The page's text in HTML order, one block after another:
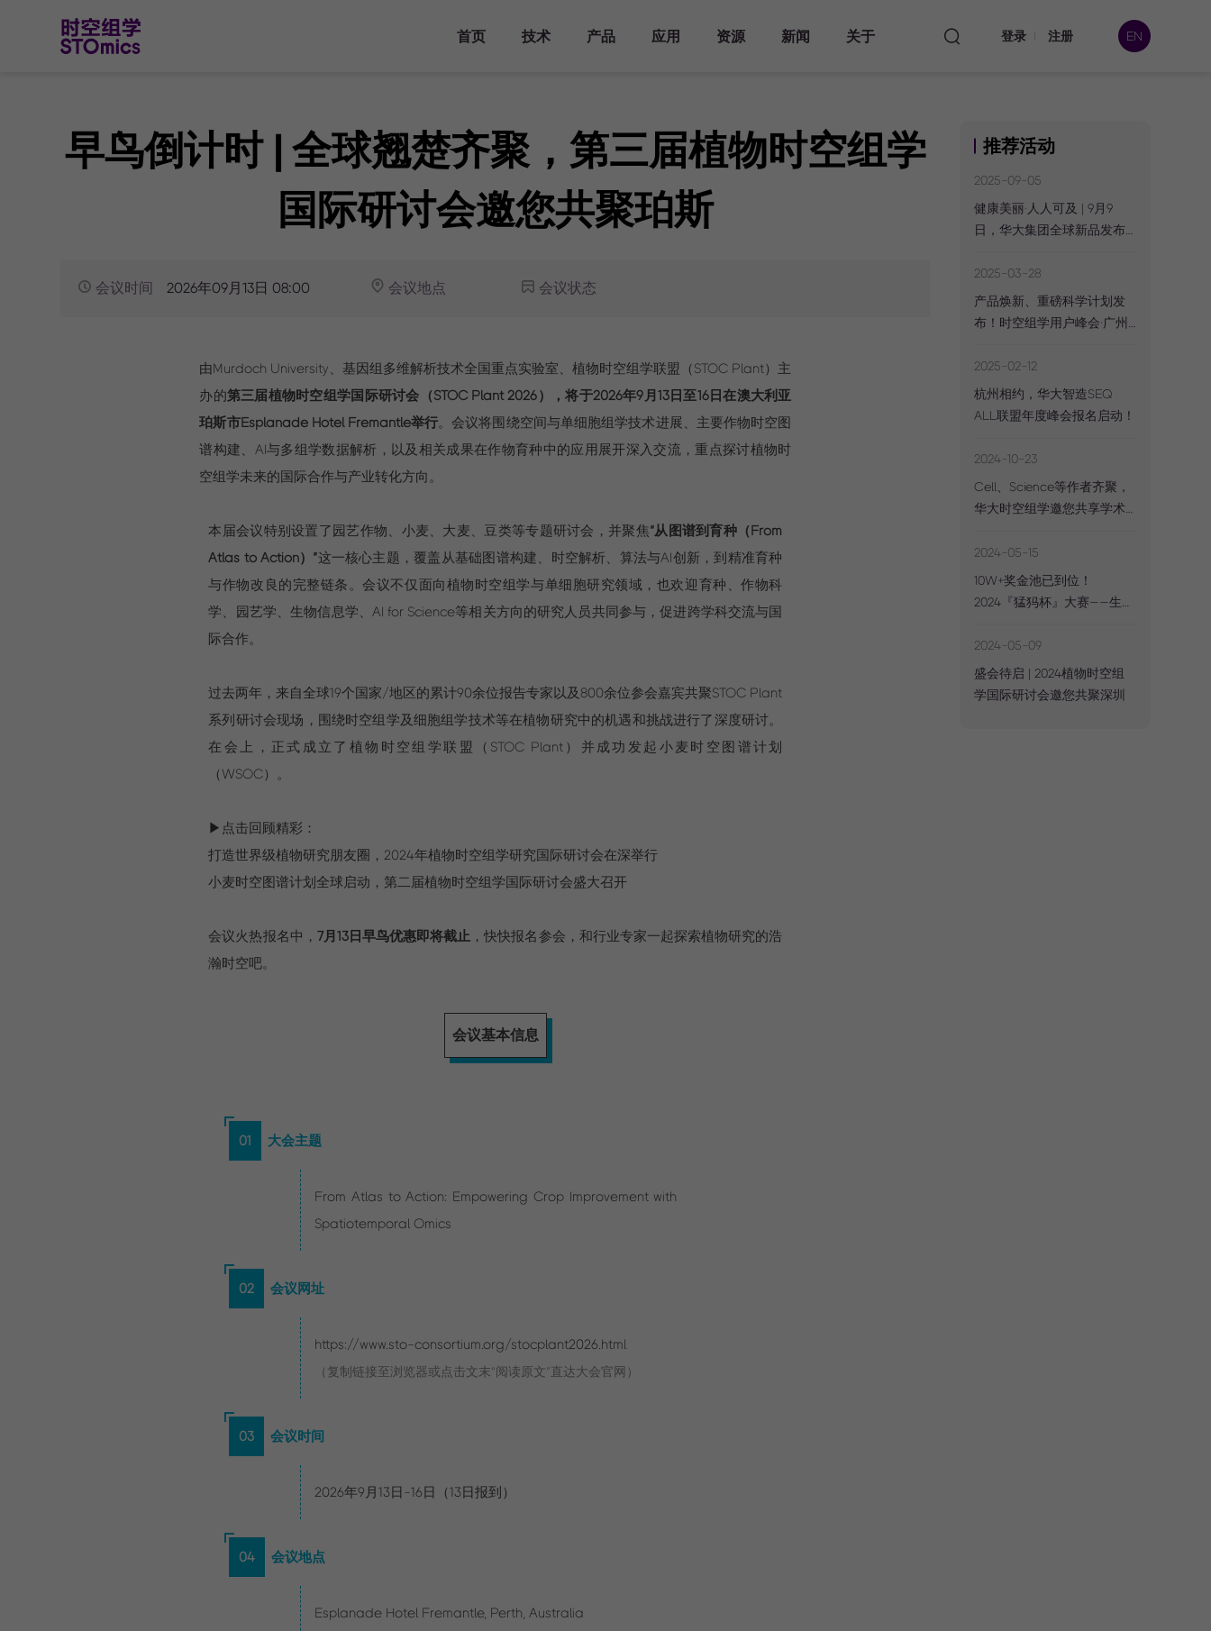
首页 技术 产品
时空转录组FF
时空转录组FF
时空转录组FF
V1.3兼容mIF
时空转录组FFPE
Stereo-seq
Analysis Workflow
StereoMap
时空显微镜
时空自动化样本处
理系统
服务中心
应用
发育研究
器官研究
演化研究
科学计划
资源
文档库
视频库
发表文章
演示数据
生态合作伙伴
查找生态合作伙伴
成为生态合作伙伴
新闻
主题峰会
专题研讨会
培训活动
关于
华大三箭齐发介绍
里程碑
人才培养
加入我们
联系我们
登录 注册 EN
早鸟倒计时 | 全球翘楚齐聚，第三届植物时空组学
国际研讨会邀您共聚珀斯
会议时间 2026年09月13日 08:00 会议地点 会议状态
由Murdoch University、基因组多维解析技术全国重点实验室、植物时空组学联盟（STOC Plant）主
办的第三届植物时空组学国际研讨会（STOC Plant 2026），将于2026年9月13日至16日在澳大利亚
珀斯市Esplanade Hotel Fremantle举行。会议将围绕空间与单细胞组学技术进展、主要作物时空图
谱构建、AI与多组学数据解析，以及相关成果在作物育种中的应用展开深入交流，重点探讨植物时
空组学未来的国际合作与产业转化方向。
本届会议特别设置了园艺作物、小麦、大麦、豆类等专题研讨会，并聚焦“从图谱到育种（From
Atlas to Action）”这一核心主题，覆盖从基础图谱构建、时空解析、算法与AI创新，到精准育种
与作物改良的完整链条。会议不仅面向植物时空组学与单细胞研究领域，也欢迎育种、作物科
学、园艺学、生物信息学、AI for Science等相关方向的研究人员共同参与，促进跨学科交流与国
际合作。
过去两年，来自全球19个国家/地区的累计90余位报告专家以及800余位参会嘉宾共聚STOC Plant
系列研讨会现场，围绕时空组学及细胞组学技术等在植物研究中的机遇和挑战进行了深度研讨。
在会上，正式成立了植物时空组学联盟（STOC Plant）并成功发起小麦时空图谱计划
（WSOC）。
▶点击回顾精彩：
打造世界级植物研究朋友圈，2024年植物时空组学研究国际研讨会在深举行
小麦时空图谱计划全球启动，第二届植物时空组学国际研讨会盛大召开
会议火热报名中， 7月13日早鸟优惠即将截止 ，快快报名参会，和行业专家一起探索植物研究的浩
瀚时空吧。
会议基本信息
01 大会主题
From Atlas to Action: Empowering Crop Improvement with
Spatiotemporal Omics
02 会议网址
https://www.sto-consortium.org/stocplant2026.html
（复制链接至浏览器或点击文末“阅读原文”直达大会官网）
03 会议时间
2026年9月13日-16日（13日报到）
04 会议地点
Esplanade Hotel Fremantle, Perth, Australia
推荐活动
2025-09-05
健康美丽·人人可及 | 9月9
日，华大集团全球新品发布
2025-03-28
产品焕新、重磅科学计划发
布！时空组学用户峰会·广州
2025-02-12
杭州相约，华大智造SEQ
ALL联盟年度峰会报名启动！
2024-10-23
Cell、Science等作者齐聚，
华大时空组学邀您共享学术
2024-05-15
10W+奖金池已到位！
2024『猛犸杯』大赛——生信
动
2024-05-09
盛会待启 | 2024植物时空组
学国际研讨会邀您共聚深圳